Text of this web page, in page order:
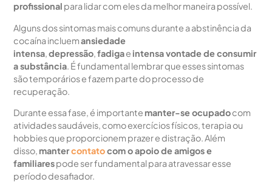
profissional para lidar com eles da melhor maneira possível.
Alguns dos sintomas mais comuns durante a abstinência da
cocaína incluemansiedade
intensa ,depressão ,fadigae intensa vontade de consumir
a substância . É fundamental lembrar que esses sintomas
são temporários e fazem parte do processo de
recuperação.
Durante essa fase, é importante manter-se ocupadocom
atividades saudáveis, como exercícios físicos, terapia ou
hobbies que proporcionem prazer e distração. Além
disso, mantercontatocom o apoio de amigos e
familiarespode ser fundamental para atravessar esse
período desafiador.